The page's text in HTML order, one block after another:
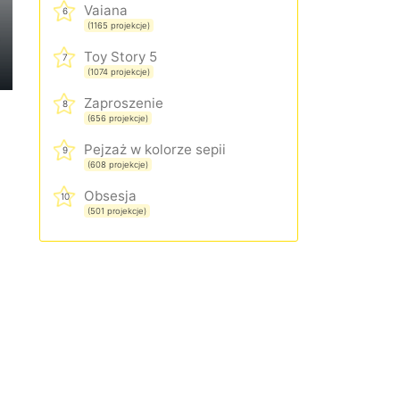
6 Vaiana
(1165 projekcje)
7 Toy Story 5
(1074 projekcje)
8 Zaproszenie
(656 projekcje)
9 Pejzaż w kolorze sepii
(608 projekcje)
10 Obsesja
(501 projekcje)